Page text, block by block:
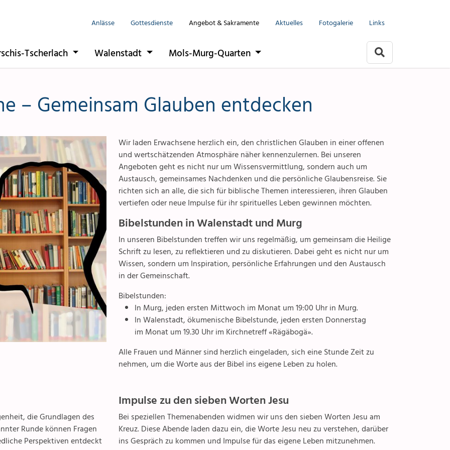
Anlässe Gottesdienste Angebot & Sakramente Aktuelles Fotogalerie Links
Tscherlach Walenstadt Mols-Murg-Quarten
– Gemeinsam Glauben entdecken
Wir laden Erwachsene herzlich ein, den christlichen Glauben in einer offenen
und wertschätzenden Atmosphäre näher kennenzulernen. Bei unseren
Angeboten geht es nicht nur um Wissensvermittlung, sondern auch um
Austausch, gemeinsames Nachdenken und die persönliche Glaubensreise. Sie
richten sich an alle, die sich für biblische Themen interessieren, ihren Glauben
vertiefen oder neue Impulse für ihr spirituelles Leben gewinnen möchten.
Bibelstunden in Walenstadt und Murg
In unseren Bibelstunden treffen wir uns regelmäßig, um gemeinsam die Heilige
Schrift zu lesen, zu reflektieren und zu diskutieren. Dabei geht es nicht nur um
Wissen, sondern um Inspiration, persönliche Erfahrungen und den Austausch
in der Gemeinschaft.
Bibelstunden:
In Murg, jeden ersten Mittwoch im Monat um 19:00 Uhr in Murg.
In Walenstadt, ökumenische Bibelstunde, jeden ersten Donnerstag
im Monat um 19.30 Uhr im Kirchnetreff «Rägäbogä».
Alle Frauen und Männer sind herzlich eingeladen, sich eine Stunde Zeit zu
nehmen, um die Worte aus der Bibel ins eigene Leben zu holen.
die Grundlagen des
Runde können Fragen
Perspektiven entdeckt
Impulse zu den sieben Worten Jesu
Bei speziellen Themenabenden widmen wir uns den sieben Worten Jesu am
Kreuz. Diese Abende laden dazu ein, die Worte Jesu neu zu verstehen, darüber
ins Gespräch zu kommen und Impulse für das eigene Leben mitzunehmen.
Walenstadt
Mols-Murg-Quarten
Kontakte
Gremien & Räte
Aktuelles & Fotogalerien
Gruppen & Vereine
Pfarreizentren
Religionsunterricht
Kinder & Jugendliche
Partnerschaft & Familie
Trauung
Senioren
Spiritualität
Ökumene
Gottesdienste
Krankensalbung
Letzte Lebensphase & Tod